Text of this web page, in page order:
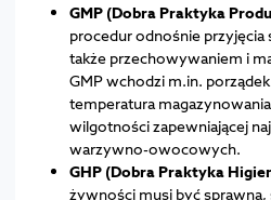
GMP (Dobra Praktyka
procedur odnośnie
także przechowywaniem i
GMP wchodzi m.in.
temperatura
wilgotności zapewniającej
warzywno-owocowych.
GHP (Dobra Praktyka
żywności musi być sprawna,